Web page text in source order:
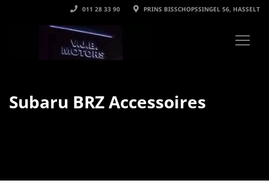
011 28 33 90 PRINS BISSCHOPSSINGEL 56, HASSELT
Subaru BRZ Accessoires